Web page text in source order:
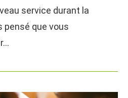
service durant la
pensé que vous